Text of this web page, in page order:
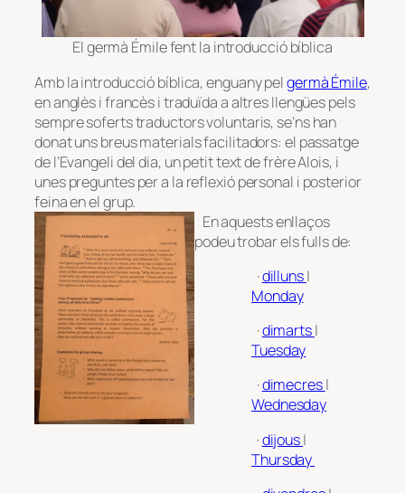
El germà Émile fent la introducció bíblica
Amb la introducció bíblica, enguany pelgermà Émile,
en anglès i francès i traduïda a altres llengües pels
sempre soferts traductors voluntaris, se’ns han
donat uns breus materials facilitadors: el passatge
de l’Evangeli del dia, un petit text de frère Alois, i
unes preguntes per a la reflexió personal i posterior
feina en el grup.
En aquests enllaços
podeu trobar els fulls de:
·dilluns|
Monday
·dimarts|
Tuesday
·dimecres|
Wednesday
·dijous|
Thursday